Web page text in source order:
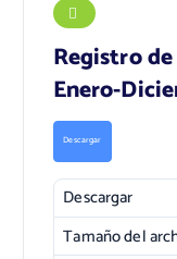
Registro
Enero-
Descargar
Descargar
Tamaño del